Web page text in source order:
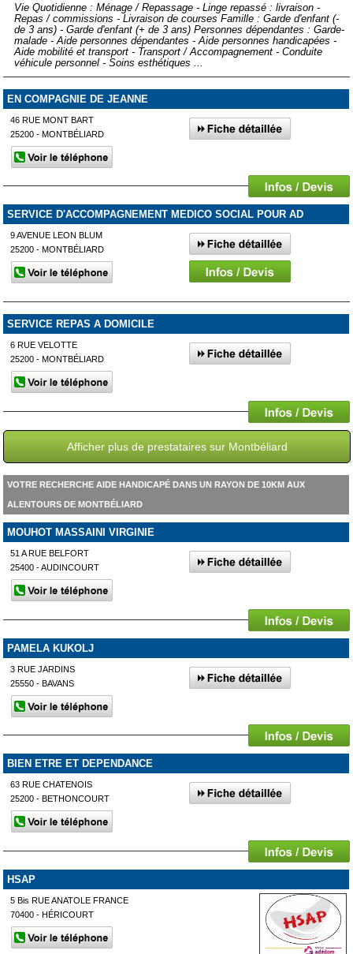
Vie Quotidienne : Ménage / Repassage - Linge repassé : livraison -
Repas / commissions - Livraison de courses Famille : Garde d'enfant (-
de 3 ans) - Garde d'enfant (+ de 3 ans) Personnes dépendantes : Garde-
malade - Aide personnes dépendantes - Aide personnes handicapées -
Aide mobilité et transport - Transport / Accompagnement - Conduite
véhicule personnel - Soins esthétiques ...
EN COMPAGNIE DE JEANNE
46 RUE MONT BART
25200 - MONTBÉLIARD
SERVICE D'ACCOMPAGNEMENT MEDICO SOCIAL POUR AD
9 AVENUE LEON BLUM
25200 - MONTBÉLIARD
SERVICE REPAS A DOMICILE
6 RUE VELOTTE
25200 - MONTBÉLIARD
Afficher plus de prestataires sur Montbéliard
VOTRE RECHERCHE AIDE HANDICAPÉ DANS UN RAYON DE 10KM AUX
ALENTOURS DE MONTBÉLIARD
MOUHOT MASSAINI VIRGINIE
51 A RUE BELFORT
25400 - AUDINCOURT
PAMELA KUKOLJ
3 RUE JARDINS
25550 - BAVANS
BIEN ETRE ET DEPENDANCE
63 RUE CHATENOIS
25200 - BETHONCOURT
HSAP
5 Bis RUE ANATOLE FRANCE
70400 - HÉRICOURT